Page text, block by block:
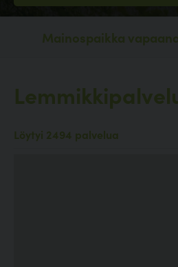
Mainospaikka
Löytyi 2494 palvelua